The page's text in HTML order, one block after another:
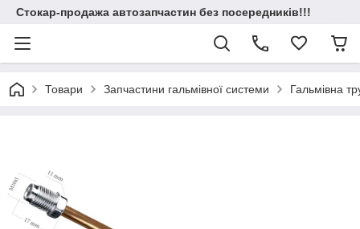
Стокар-продажа автозапчастин без посередників!!!
Товари Запчастини гальмівної системи Гальмівна